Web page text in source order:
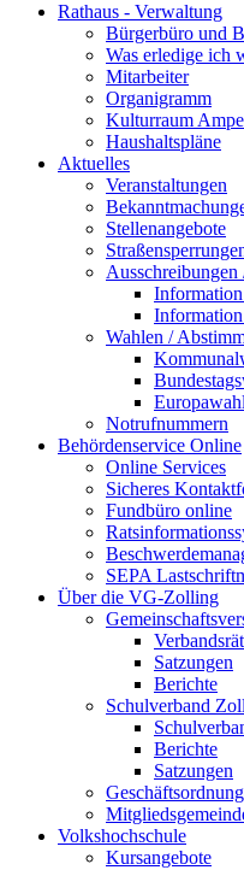
Rathaus - Verwaltung
Bürgerbüro und
Was erledige ich
Mitarbeiter
Organigramm
Kulturraum
Haushaltspläne
Aktuelles
Veranstaltungen
Stellenangebote
Ausschreibungen
Wahlen /
Notrufnummern
Behördenservice Online
Online Services
Sicheres
Fundbüro online
SEPA
Über die VG-Zolling
Satzungen
Berichte
Schulverband
Berichte
Satzungen
Volkshochschule
Kursangebote